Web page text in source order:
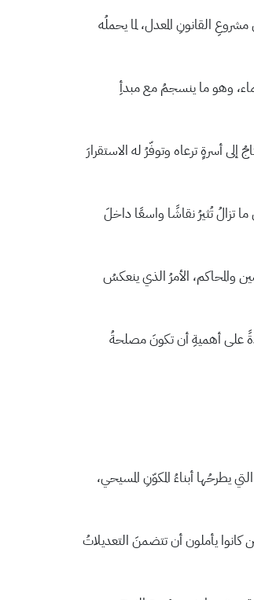
القانونِ المعدل، لما يحملُه
وهو ما ينسجمُ مع مبدأِ
أسرةٍ ترعاه وتوفّرُ له الاستقرارَ
ما تزالُ تُثيرُ نقاشًا واسعًا داخلَ
والمحاكم، الأمرُ الذي ينعكسُ
على أهميةِ أن تكونَ مصلحةُ
يطرحُها أبناءُ المكوّنِ المسيحي،
كانوا يأملون أن تتضمنَ التعديلاتُ